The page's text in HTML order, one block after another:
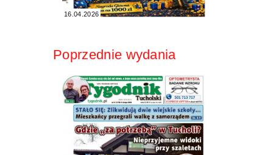
16.04.2026
Poprzednie wydania